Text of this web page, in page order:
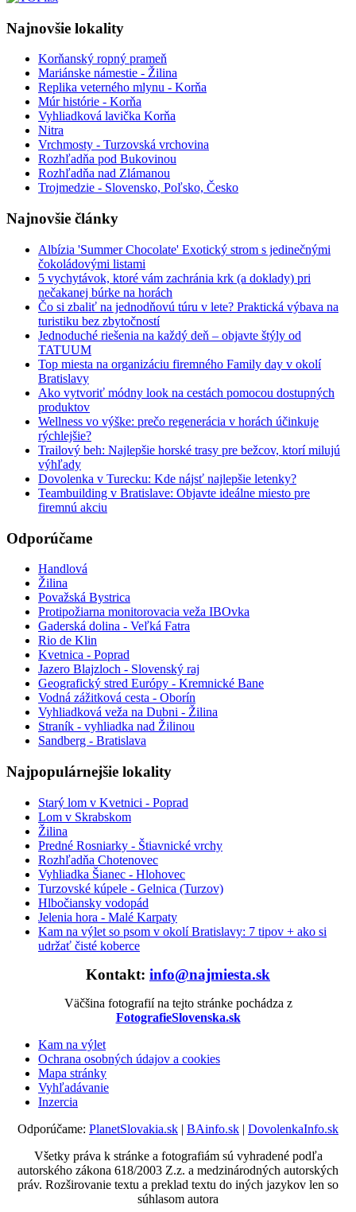
Najnovšie lokality
Korňanský ropný prameň
Mariánske námestie - Žilina
Replika veterného mlynu - Korňa
Múr histórie - Korňa
Vyhliadková lavička Korňa
Nitra
Vrchmosty - Turzovská vrchovina
Rozhľadňa pod Bukovinou
Rozhľadňa nad Zlámanou
Trojmedzie - Slovensko, Poľsko, Česko
Najnovšie články
Albízia 'Summer Chocolate' Exotický strom s jedinečnými
čokoládovými listami
5 vychytávok, ktoré vám zachránia krk (a doklady) pri
nečakanej búrke na horách
Čo si zbaliť na jednodňovú túru v lete? Praktická výbava na
turistiku bez zbytočností
Jednoduché riešenia na každý deň – objavte štýly od
TATUUM
Top miesta na organizáciu firemného Family day v okolí
Bratislavy
Ako vytvoriť módny look na cestách pomocou dostupných
produktov
Wellness vo výške: prečo regenerácia v horách účinkuje
rýchlejšie?
Trailový beh: Najlepšie horské trasy pre bežcov, ktorí milujú
výhľady
Dovolenka v Turecku: Kde nájsť najlepšie letenky?
Teambuilding v Bratislave: Objavte ideálne miesto pre
firemnú akciu
Odporúčame
Handlová
Žilina
Považská Bystrica
Protipožiarna monitorovacia veža IBOvka
Gaderská dolina - Veľká Fatra
Rio de Klin
Kvetnica - Poprad
Jazero Blajzloch - Slovenský raj
Geografický stred Európy - Kremnické Bane
Vodná zážitková cesta - Oborín
Vyhliadková veža na Dubni - Žilina
Straník - vyhliadka nad Žilinou
Sandberg - Bratislava
Najpopulárnejšie lokality
Starý lom v Kvetnici - Poprad
Lom v Skrabskom
Žilina
Predné Rosniarky - Štiavnické vrchy
Rozhľadňa Chotenovec
Vyhliadka Šianec - Hlohovec
Turzovské kúpele - Gelnica (Turzov)
Hlbočiansky vodopád
Jelenia hora - Malé Karpaty
Kam na výlet so psom v okolí Bratislavy: 7 tipov + ako si
udržať čisté koberce
Kontakt: info@najmiesta.sk
Väčšina fotografií na tejto stránke pochádza z
FotografieSlovenska.sk
Kam na výlet
Ochrana osobných údajov a cookies
Mapa stránky
Vyhľadávanie
Inzercia
Odporúčame: PlanetSlovakia.sk | BAinfo.sk | DovolenkaInfo.sk
Všetky práva k stránke a fotografiám sú vyhradené podľa
autorského zákona 618/2003 Z.z. a medzinárodných autorských
práv. Rozširovanie textu a preklad textu do iných jazykov len so
súhlasom autora